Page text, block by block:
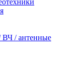
ВЧ / антенные